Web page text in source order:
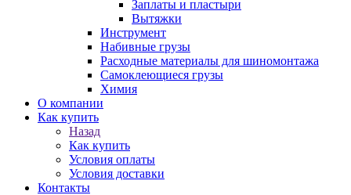
Заплаты и пластыри
Вытяжки
Инструмент
Набивные грузы
Расходные материалы для шиномонтажа
Самоклеющиеся грузы
Химия
О компании
Как купить
Назад
Как купить
Условия оплаты
Условия доставки
Контакты